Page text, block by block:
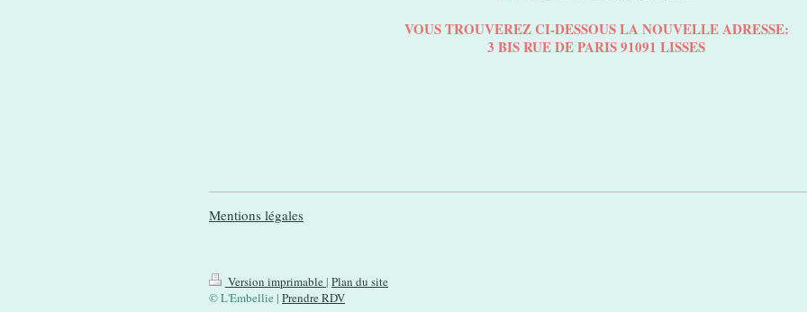
VOUS TROUVEREZ CI-DESSOUS LA NOUVELLE ADRESSE:
3 BIS RUE DE PARIS 91091 LISSES
Mentions légales
Version imprimable | Plan du site
© L'Embellie | Prendre RDV